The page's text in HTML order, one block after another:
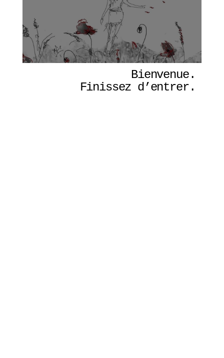
Bienvenue.
Finissez d’entrer.